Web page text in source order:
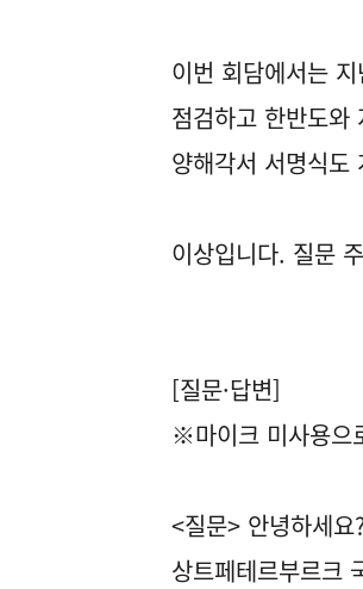
이번 회담에서는
점검하고 한반도와
양해각서 서명식도
이상입니다. 질문
[질문·답변]
※마이크 미사용으
<질문> 안녕하세
상트페테르부르크